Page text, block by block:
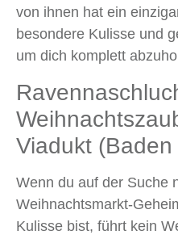
von ihnen hat ein
besondere Kulisse und
um dich komplett
Viadukt
Wenn du auf der Suche
Weihnachtsmarkt-
Kulisse bist, führt kein